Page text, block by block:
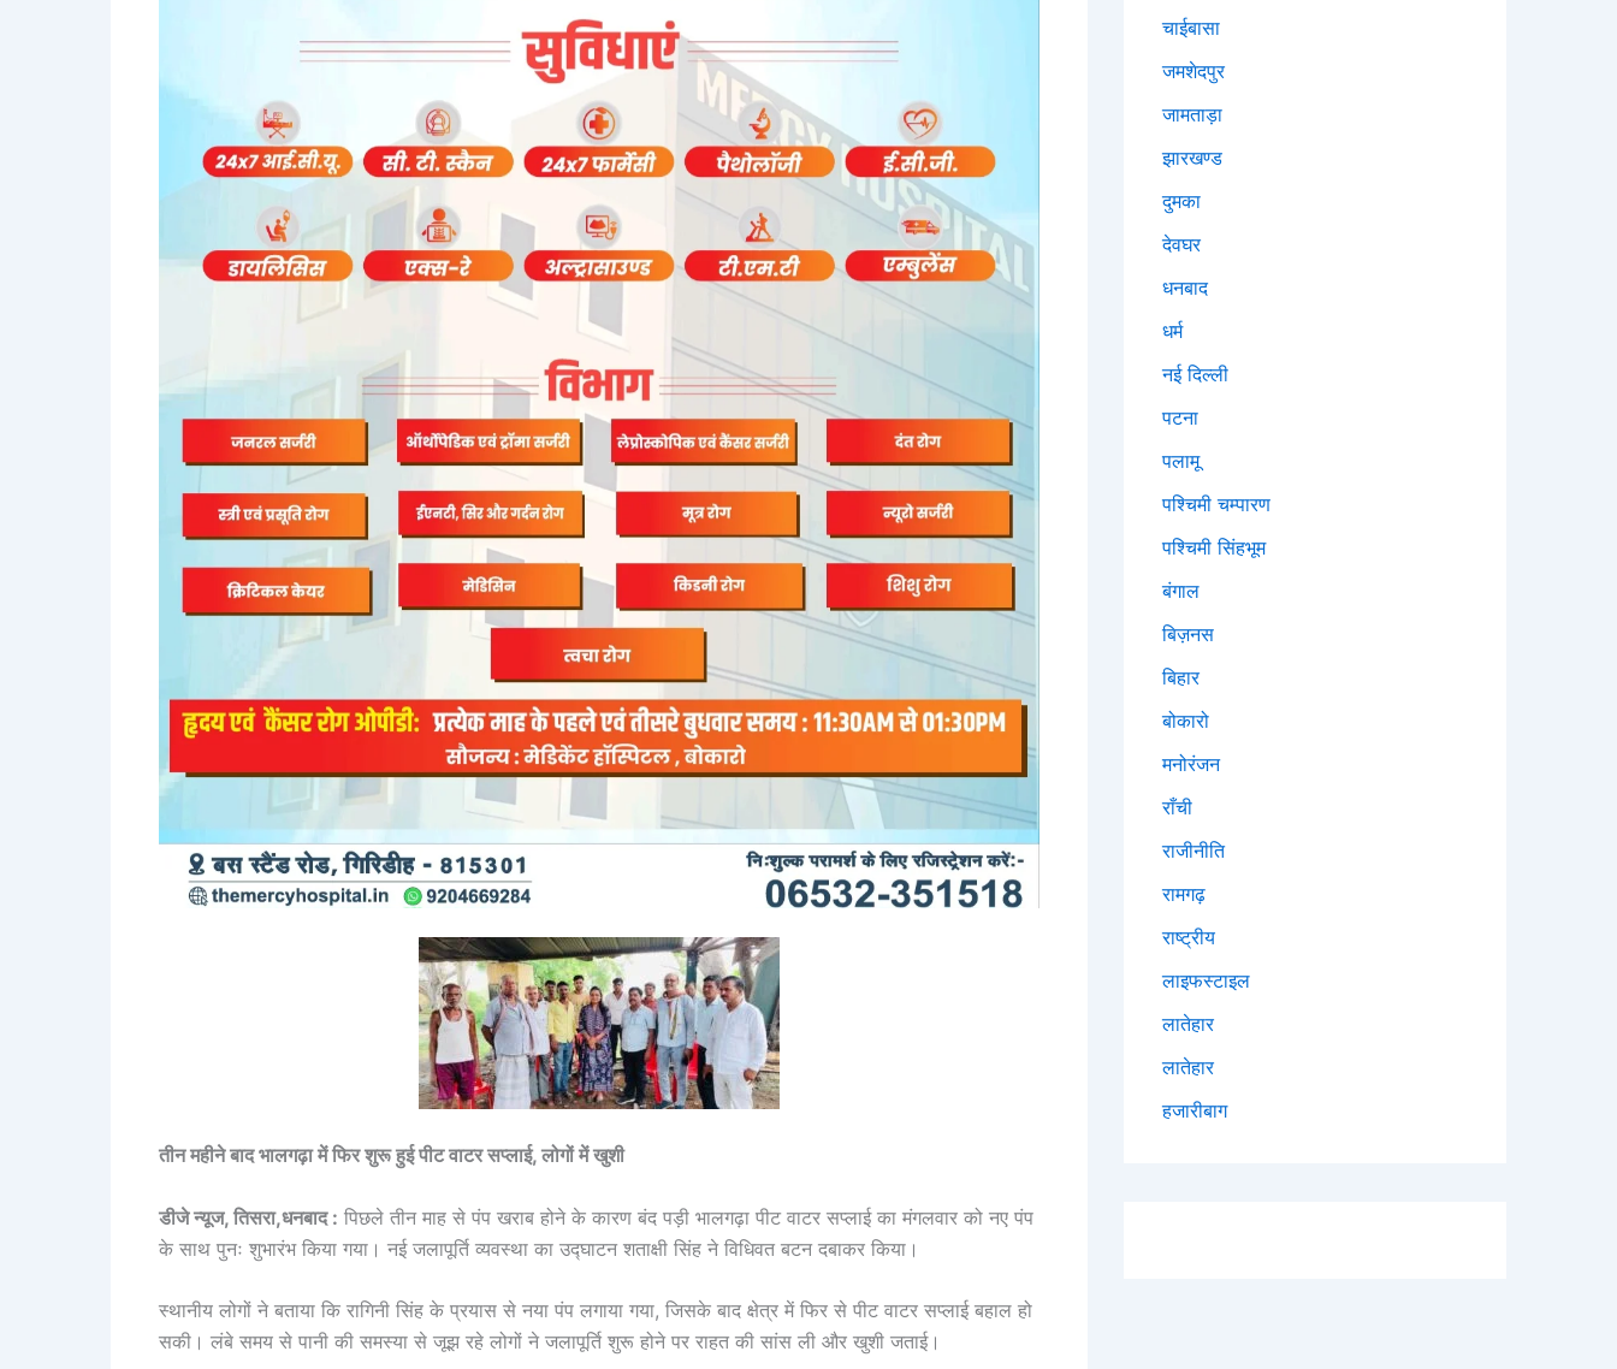
तीन महीने बाद भालगढ़ा में फिर शुरू हुई पीट वाटर सप्लाई, लोगों में खुशी
डीजे न्यूज, तिसरा,धनबाद : पिछले तीन माह से पंप खराब होने के कारण बंद पड़ी भालगढ़ा पीट वाटर सप्लाई का मंगलवार को नए पंप
के साथ पुनः शुभारंभ किया गया। नई जलापूर्ति व्यवस्था का उद्घाटन शताक्षी सिंह ने विधिवत बटन दबाकर किया।
स्थानीय लोगों ने बताया कि रागिनी सिंह के प्रयास से नया पंप लगाया गया, जिसके बाद क्षेत्र में फिर से पीट वाटर सप्लाई बहाल हो
सकी। लंबे समय से पानी की समस्या से जूझ रहे लोगों ने जलापूर्ति शुरू होने पर राहत की सांस ली और खुशी जताई।
चाईबासा
जमशेदपुर
जामताड़ा
झारखण्ड
दुमका
देवघर
धनबाद
धर्म
नई दिल्ली
पटना
पलामू
पश्चिमी चम्पारण
पश्चिमी सिंहभूम
बंगाल
बिज़नस
बिहार
बोकारो
मनोरंजन
राँची
राजीनीति
रामगढ़
राष्ट्रीय
लाइफस्टाइल
लातेहार
लातेहार
हजारीबाग